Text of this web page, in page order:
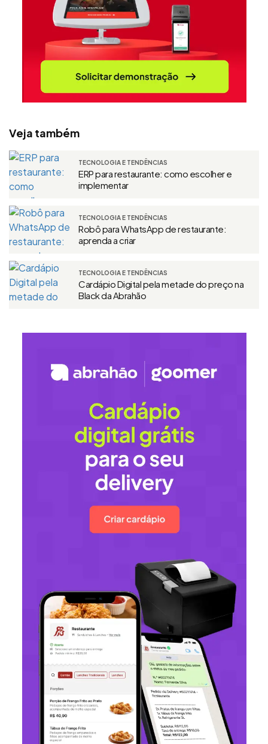
Veja também
TECNOLOGIA E TENDÊNCIAS
ERP para restaurante: como escolher e
implementar
TECNOLOGIA E TENDÊNCIAS
Robô para WhatsApp de restaurante:
aprenda a criar
TECNOLOGIA E TENDÊNCIAS
Cardápio Digital pela metade do preço na
Black da Abrahão